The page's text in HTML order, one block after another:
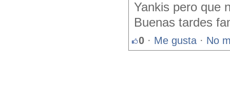
Yankis pero que
Buenas tardes
0 · Me gusta · No